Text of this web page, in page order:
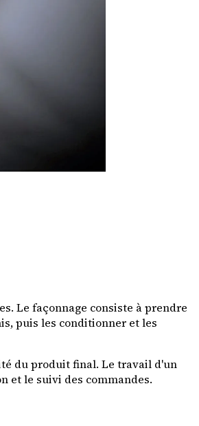
Le façonnage consiste à prendre
puis les conditionner et les
du produit final. Le travail d'un
et le suivi des commandes.